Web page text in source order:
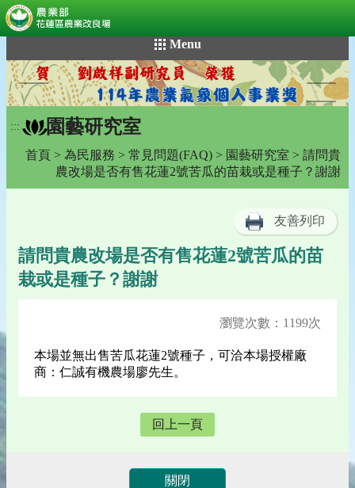
到
主
要
內
容
Menu
::: 園藝研究室
首頁 > 為民服務 > 常見問題(FAQ) > 園藝研究室 > 請問貴
農改場是否有售花蓮2號苦瓜的苗栽或是種子？謝謝
友善列印
請問貴農改場是否有售花蓮2號苦瓜的苗
栽或是種子？謝謝
瀏覽次數：1199次
本場並無出售苦瓜花蓮2號種子，可洽本場授權廠
商：仁誠有機農場廖先生。
回上一頁
關閉